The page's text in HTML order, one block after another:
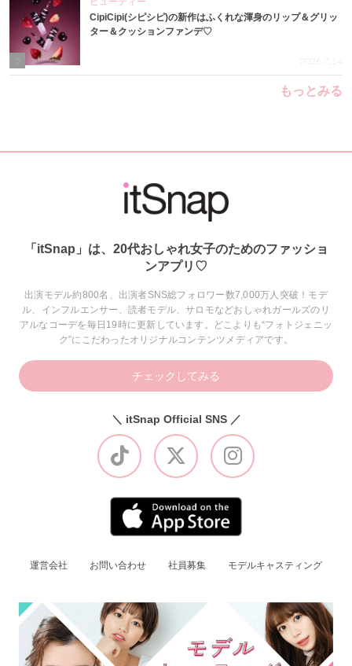
CipiCipi(シピシピ)の新作はふくれな渾身のリップ＆グリッ
ター＆クッションファンデ♡
2026.7.14
もっとみる
「itSnap」は、20代おしゃれ女子のためのファッショ
ンアプリ♡
出演モデル約800名、出演者SNS総フォロワー数7,000万人突破！モデ
ル、インフルエンサー、読者モデル、サロモなどおしゃれガールズのリ
アルなコーデを毎日19時に更新しています。どこよりも“フォトジェニッ
ク”にこだわったオリジナルコンテンツメディアです。
チェックしてみる
＼ itSnap Official SNS ／
運営会社 お問い合わせ 社員募集 モデルキャスティング